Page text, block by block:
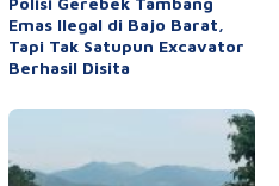
Emas Ilegal di Bajo Barat,
Tapi Tak Satupun Excavator
Berhasil Disita